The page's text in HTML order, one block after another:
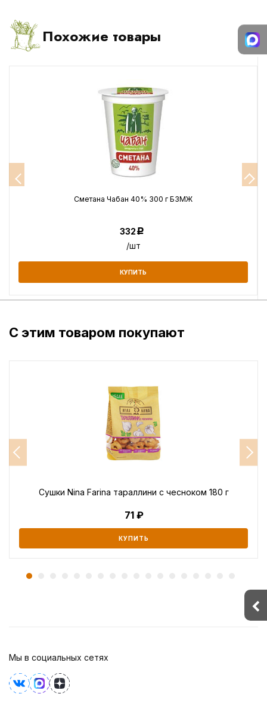
Похожие товары
Сметана Чабан 40% 300 г БЗМЖ
332Р
/шт
КУПИТЬ
С этим товаром покупают
Сушки Nina Farina тараллини с чесноком 180 г
71
КУПИТЬ
Мы в социальных сетях